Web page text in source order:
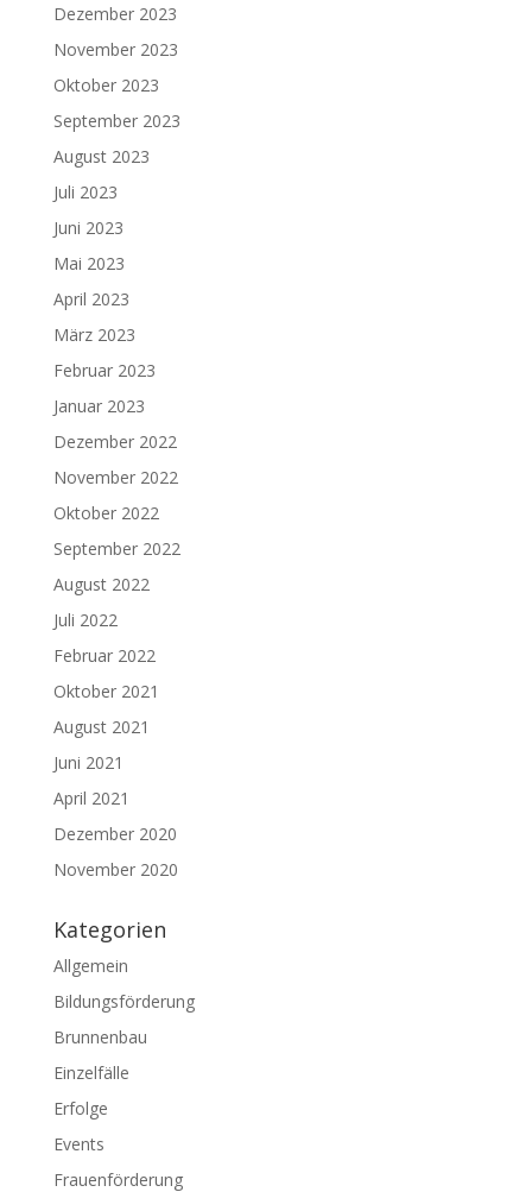
Dezember 2023
November 2023
Oktober 2023
September 2023
August 2023
Juli 2023
Juni 2023
Mai 2023
April 2023
März 2023
Februar 2023
Januar 2023
Dezember 2022
November 2022
Oktober 2022
September 2022
August 2022
Juli 2022
Februar 2022
Oktober 2021
August 2021
Juni 2021
April 2021
Dezember 2020
November 2020
Kategorien
Allgemein
Bildungsförderung
Brunnenbau
Einzelfälle
Erfolge
Events
Frauenförderung